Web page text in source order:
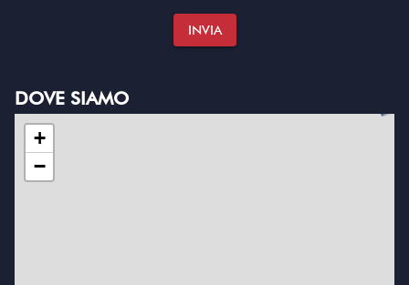
INVIA
DOVE SIAMO
+
−